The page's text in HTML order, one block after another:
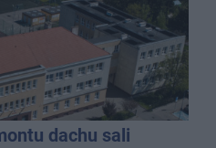
dachu sali